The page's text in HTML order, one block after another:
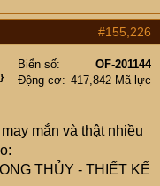
#155,226
Biển số
OF-201144
Động cơ
417,842 Mã lực
mắn và thật nhiều
THỦY - THIẾT KẾ